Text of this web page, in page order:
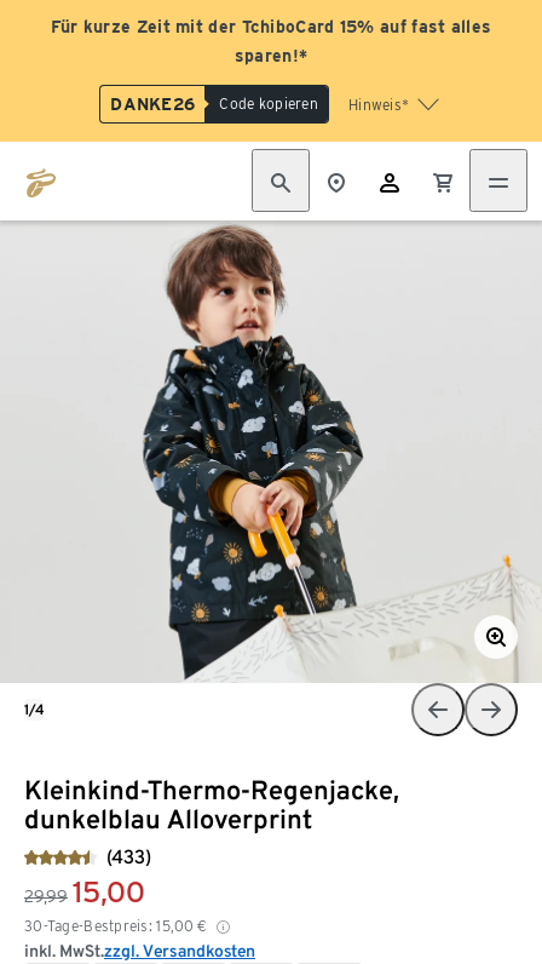
Für kurze Zeit mit der TchiboCard 15% auf fast alles
sparen!*
DANKE26 Code kopieren Hinweis*
Kleinkind-Thermo-Regenjacke,
dunkelblau Alloverprint
(433)
29,99 15,00
30-Tage-Bestpreis: 15,00 €
inkl. MwSt.zzgl. Versandkosten
1/4